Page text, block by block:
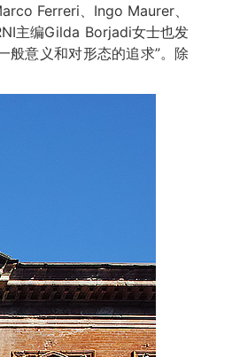
Ferreri、Ingo Maurer、
主编Gilda Borjadi女士也发
般意义和对形态的追求”。除